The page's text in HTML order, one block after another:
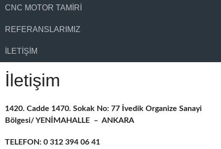
CNC MOTOR TAMIRI
REFERANSLARIMIZ
İLETIŞIM
İletişim
1420. Cadde 1470. Sokak No: 77 İvedik Organize Sanayi
Bölgesi/ YENİMAHALLE – ANKARA
TELEFON: 0 312 394 06 41